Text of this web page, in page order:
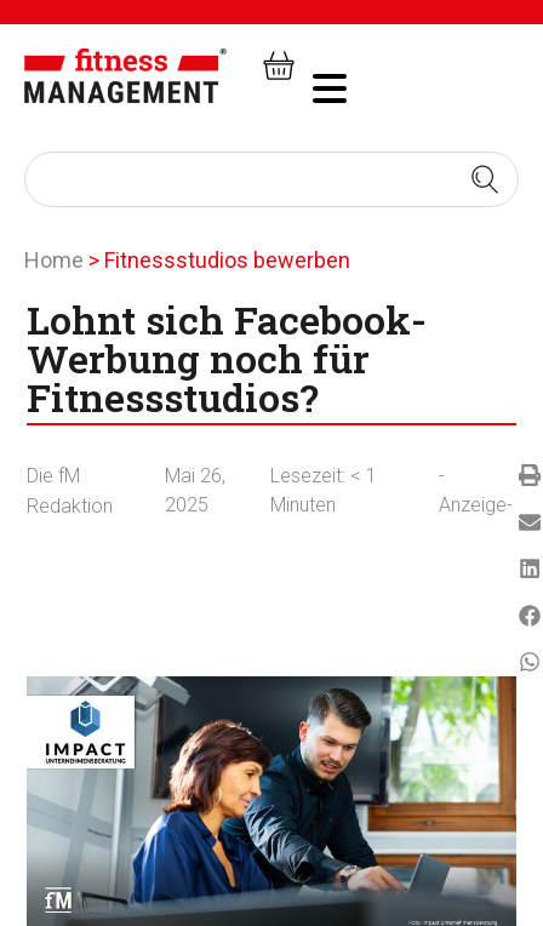
Home > Fitnessstudios bewerben
Lohnt sich Facebook-
Werbung noch für
Fitnessstudios?
Die fM
Redaktion
Mai 26,
2025
Lesezeit: < 1
Minuten
-
Anzeige-